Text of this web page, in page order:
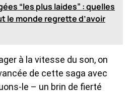
“les plus laides” : quelles
le monde regrette d’avoir
à la vitesse du son, on
de cette saga avec
le – un brin de fierté